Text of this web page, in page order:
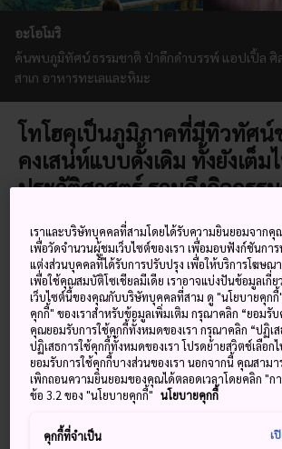
อะโอโมริ
ค้นพบภูมิทัศน์ ธรรมชาติ ป่าดึกดำบรรพ์ แอปเปิ้ล ศิ
สาเก อาหารทะเลและหิมะ
โทโฮคุเป็นภูมิภาคที่มีทิวทัศ
คงเสน่ห์แบบดั้งเดิม ทั้งยังเต็ม
ประวัติศาสตร์ รวมถึงกิจกรร
สนุกสนานในฤดูร้อน และหิมะ
มากมายในฤดูหนาว
ผืนป่าอุดมสมบูรณ์ทางตะวันออกเฉียงเหนือ
ภูมิภาคขนาดใหญ่ที่ประกอบไปด้วยจังหวัดที่ห่
หลอมรวมเข้ากันด้วยวัฒนธรรม ประเพณีแล
เพิ่งเกิดขึ้นเมื่อไม่นานมานี้ แผ่นดินไหวและสึ
เกิดขึ้นในปี ค.ศ.2011 แสดงให้เห็นถึงลักษณ
ของชาวโทโฮคุ รวมไปถึงความรักและความภ
ซึ่งทำให้บริเวณนี้กลับมายืนหยัดได้อีกครั้ง คว
โฮคุนั้นมีอยู่อย่างมากมายไม่ว่าจะเป็นทิวทัศน์
เราและบริษัทบุคคลที่สามโดยได้รับความยินยอมจากคุ
เพื่อวัดจำนวนผู้ชมเว็บไซต์ของเรา เพื่อมอบฟังก์ชันกา
แต่งส่วนบุคคลที่ได้รับการปรับปรุง เพื่อให้บริการโฆษณ
เพื่อใช้คุณสมบัติโซเชียลมีเดีย เราอาจแบ่งปันข้อมูลเกี่ย
เว็บไซต์นี้ของคุณกับบริษัทบุคคลที่สาม ดู "นโยบายคุกกี้
คุกกี้" ของเราสำหรับข้อมูลเพิ่มเติม กรุณาคลิก “ยอมรั
คุณยอมรับการใช้คุกกี้ทั้งหมดของเรา กรุณาคลิก “ปฏิเ
ปฏิเสธการใช้คุกกี้ทั้งหมดของเรา โปรดย้ายสวิตช์เลือ
ยอมรับการใช้คุกกี้บางส่วนของเรา นอกจากนี้ คุณสามา
เพิกถอนความยินยอมของคุณได้ตลอดเวลาโดยคลิก "ก
ข้อ 3.2 ของ "นโยบายคุกกี้" นโยบายคุกกี้
คุกกี้ที่จำเป็น เ